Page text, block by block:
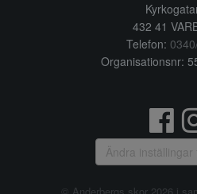
432 41
Telefon:
Organisationsnr:
Ändra inställingar